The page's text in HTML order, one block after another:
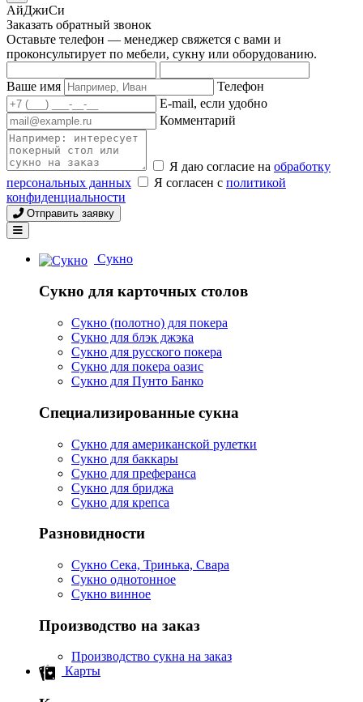
АйДжиСи
Заказать обратный звонок
Оставьте телефон — менеджер свяжется с вами и
проконсультирует по мебели, сукну или оборудованию.
Ваше имя
Телефон
E-mail, если удобно
Комментарий
Я даю согласие на обработку
персональных данных
Я согласен с политикой
конфиденциальности
Отправить заявку
Сукно
Сукно для карточных столов
Сукно (полотно) для покера
Сукно для блэк джэка
Сукно для русского покера
Сукно для покера оазис
Сукно для Пунто Банко
Специализированные сукна
Сукно для американской рулетки
Сукно для баккары
Сукно для преферанса
Сукно для бриджа
Сукно для крепса
Разновидности
Сукно Сека, Тринька, Свара
Сукно однотонное
Сукно винное
Производство на заказ
Производство сукна на заказ
Карты